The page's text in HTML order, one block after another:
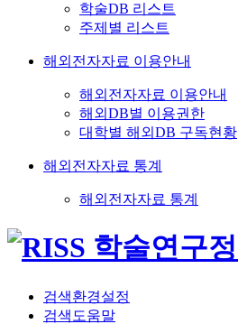
학술DB 리스트
주제별 리스트
해외전자자료 이용안내
해외전자자료 이용안내
해외DB별 이용권한
대학별 해외DB 구독현황
해외전자자료 통계
해외전자자료 통계
검색환경설정
검색도움말